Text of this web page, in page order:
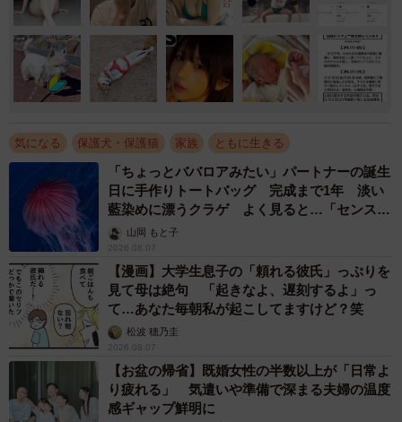
気になる 保護犬・保護猫 家族 ともに生きる
「ちょっとババロアみたい」パートナーの誕生
日に手作りトートバッグ 完成まで1年 淡い
藍染めに漂うクラゲ よく見ると…「センスす
ごい」山岡 もと子
2026.08.07
【漫画】大学生息子の「頼れる彼氏」っぷりを
見て母は絶句 「起きなよ、遅刻するよ」っ
て…あなた毎朝私が起こしてますけど？笑
松波 穂乃圭
2026.08.07
【お盆の帰省】既婚女性の半数以上が「日常よ
り疲れる」 気遣いや準備で深まる夫婦の温度
感ギャップ鮮明に